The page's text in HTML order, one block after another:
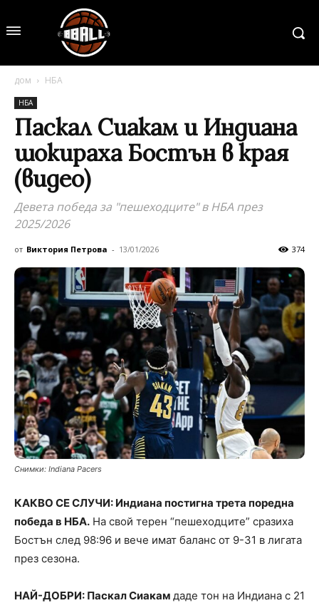
дом НБА
НБА
Паскал Сиакам и Индиана
шокираха Бостън в края
(видео)
Девета победа за "пешеходците" в НБА през
2025/2026
от Виктория Петрова - 13/01/2026 374
Снимки: Indiana Pacers
КАКВО СЕ СЛУЧИ: Индиана постигна трета поредна
победа в НБА. На свой терен “пешеходците” сразиха
Бостън след 98:96 и вече имат баланс от 9-31 в лигата
през сезона.
НАЙ-ДОБРИ: Паскал Сиакам даде тон на Индиана с 21